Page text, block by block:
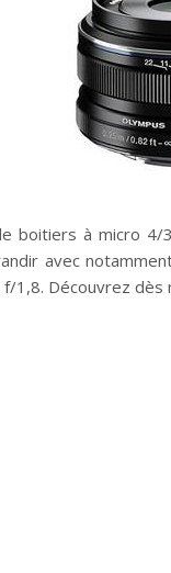
boitiers à micro 4/
avec
1,8. Découvrez dès